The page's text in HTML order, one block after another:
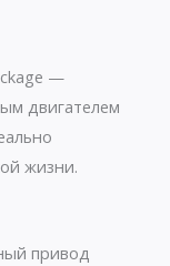
—
двигателем
жизни.
привод